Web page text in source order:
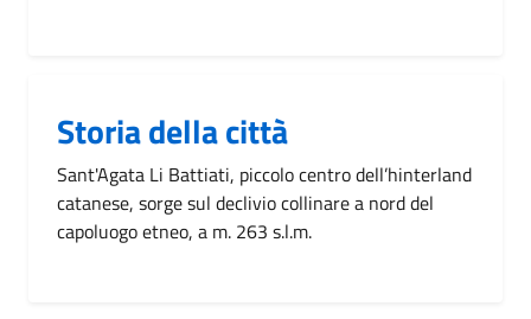
Storia della città
Sant'Agata Li Battiati, piccolo centro dell’hinterland
catanese, sorge sul declivio collinare a nord del
capoluogo etneo, a m. 263 s.l.m.